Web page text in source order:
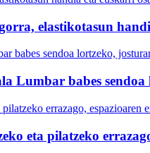
elastikotasun
Lumbar babes
eta pilatzeko